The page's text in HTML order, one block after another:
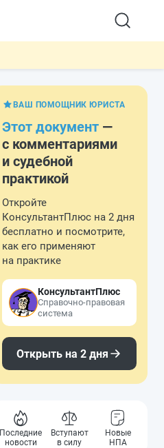
ВАШ ПОМОЩНИК ЮРИСТА
Этот документ —
с комментариями
и судебной
практикой
Откройте
КонсультантПлюс на 2 дня
бесплатно и посмотрите,
как его применяют
на практике
КонсультантПлюс
Справочно-правовая
система
Открыть на 2 дня
Последние
новости
Вступают
в силу
Новые
НПА